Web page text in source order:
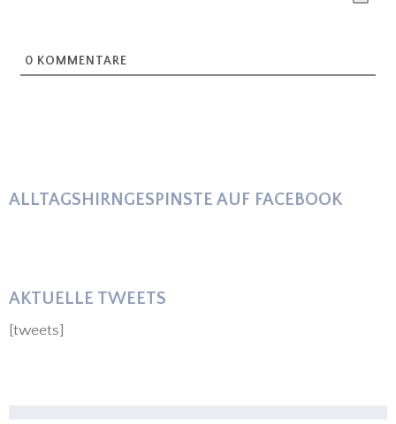
0 KOMMENTARE
ALLTAGSHIRNGESPINSTE AUF FACEBOOK
AKTUELLE TWEETS
[tweets]